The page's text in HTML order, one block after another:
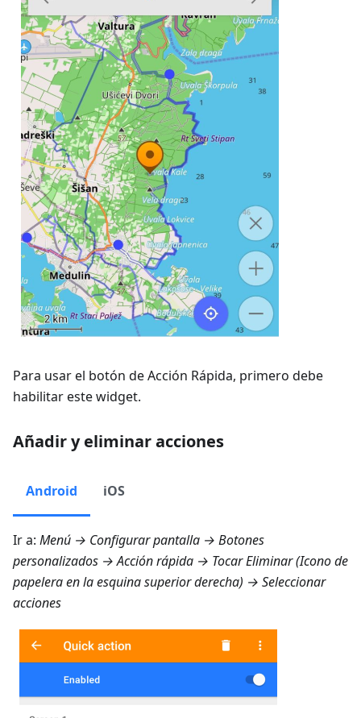
Para usar el botón de Acción Rápida, primero debe
habilitar este widget.
Añadir y eliminar acciones
Android iOS
Ir a: Menú → Configurar pantalla → Botones
personalizados → Acción rápida → Tocar Eliminar (Icono de
papelera en la esquina superior derecha) → Seleccionar
acciones